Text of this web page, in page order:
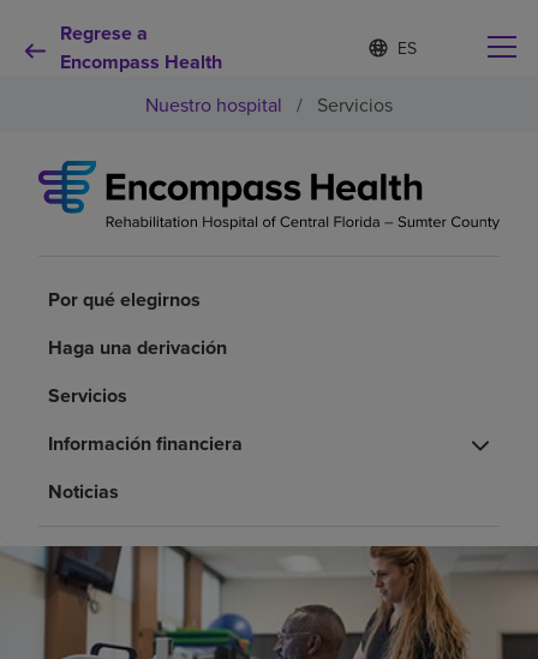
Regrese a
Encompass Health
Lista
de
contraída
d
o
e
l
Por qué debe elegirnos
Pacientes y cuidadores
Acerca de nosotros
Buscar un centro
Inversores
Nuestro hospital / Servicios
Por qué elegirnos
Haga una derivación
Servicios
Información financiera
Noticias